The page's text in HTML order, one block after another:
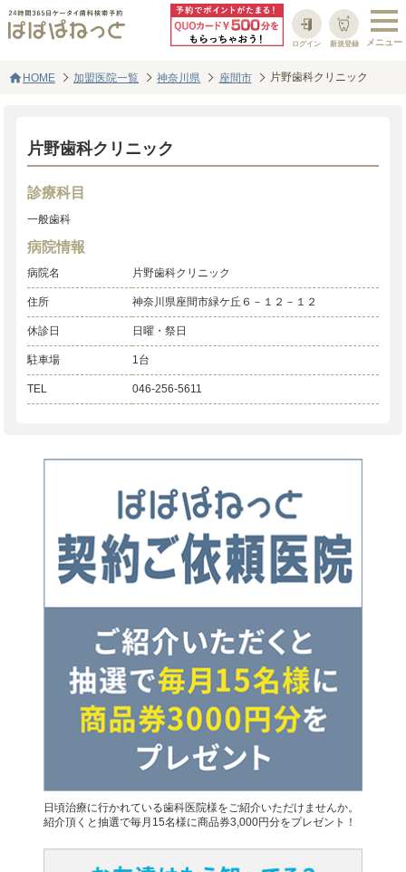
新規登録
ログイン
homeHOME 加盟医院一覧 神奈川県 座間市 片野歯科クリニック
片野歯科クリニック
診療科目
一般歯科
病院情報
病院名 片野歯科クリニック
住所 神奈川県座間市緑ケ丘６－１２－１２
休診日 日曜・祭日
駐車場 1台
TEL 046-256-5611
日頃治療に行かれている歯科医院様をご紹介いただけませんか。
紹介頂くと抽選で毎月15名様に商品券3,000円分をプレゼント！